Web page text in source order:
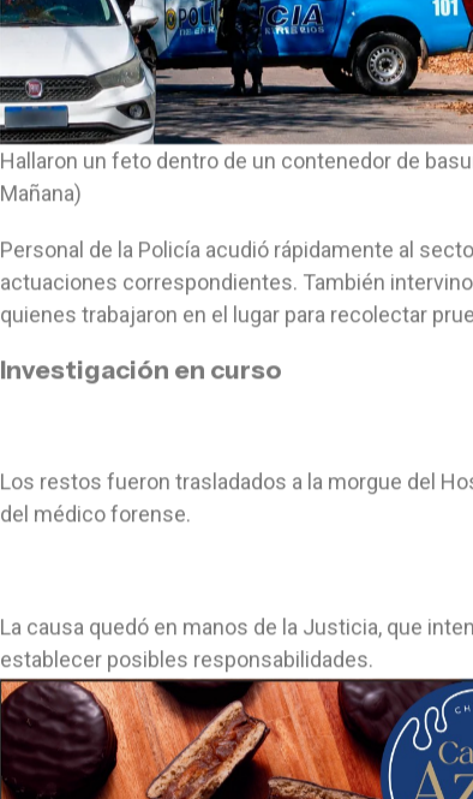
Hallaron un feto dentro de un contenedor de
Mañana)
Personal de la Policía acudió rápidamente al
actuaciones correspondientes. También
quienes trabajaron en el lugar para recolectar
Investigación en curso
Los restos fueron trasladados a la morgue del
del médico forense.
La causa quedó en manos de la Justicia, que
establecer posibles responsabilidades.